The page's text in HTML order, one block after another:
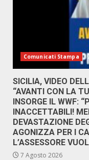
Comunicati Stampa
SICILIA, VIDEO
“AVANTI CON LA
INSORGE IL WWF:
INACCETTABILI!
DEVASTAZIONE
AGONIZZA PER I
L’ASSESSORE
7 Agosto 2026